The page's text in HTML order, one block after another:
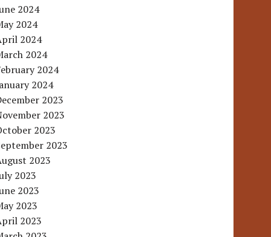
2024
2024
2024
2024
2024
2024
2023
2023
2023
2023
2023
2023
2023
2023
2023